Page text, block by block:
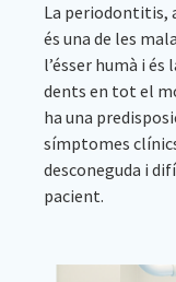
La periodontitis,
és una de les
l’ésser humà i és
dents en tot el
ha una
símptomes
desconeguda i
pacient.